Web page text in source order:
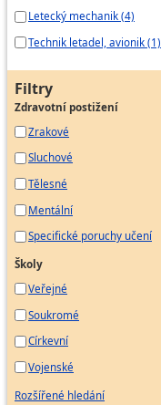
Letecký mechanik (4)
Technik letadel, avionik (1)
Filtry
Zdravotní postižení
Zrakové
Sluchové
Tělesné
Mentální
Specifické poruchy učení
Školy
Veřejné
Soukromé
Církevní
Vojenské
Rozšířené hledání